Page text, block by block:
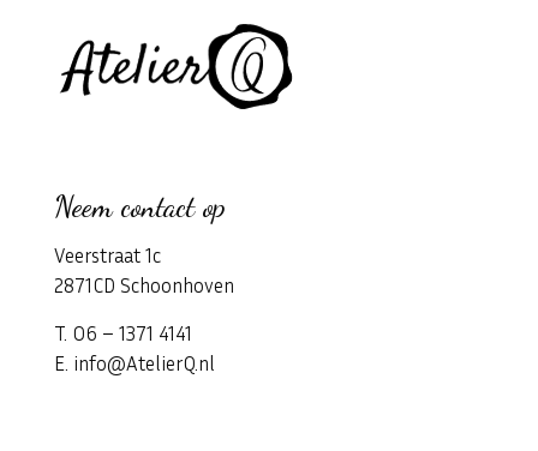
Neem contact op
Veerstraat 1c
2871CD Schoonhoven
T. 06 – 1371 4141
E. info@AtelierQ.nl